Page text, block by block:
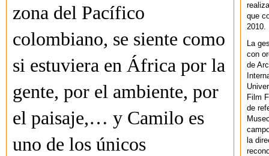
zona del Pacífico
colombiano, se siente como
si estuviera en África por la
gente, por el ambiente, por
el paisaje,… y Camilo es
uno de los únicos
que
2010.
La
con
de
Film
de
la